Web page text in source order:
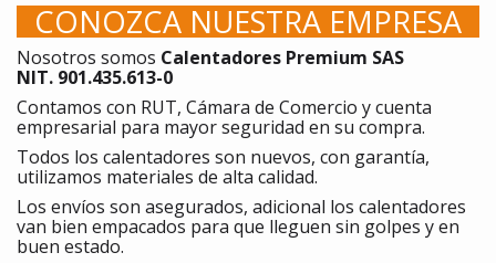
CONOZCA NUESTRA EMPRESA
Nosotros somos Calentadores Premium SAS
NIT. 901.435.613-0
Contamos con RUT, Cámara de Comercio y cuenta
empresarial para mayor seguridad en su compra.
Todos los calentadores son nuevos, con garantía,
utilizamos materiales de alta calidad.
Los envíos son asegurados, adicional los calentadores
van bien empacados para que lleguen sin golpes y en
buen estado.